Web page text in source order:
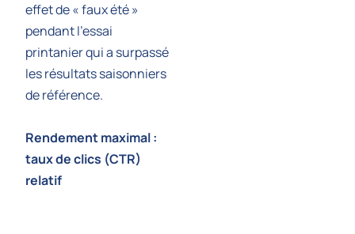
effet de « faux été »
pendant l’essai
printanier qui a surpassé
les résultats saisonniers
de référence.
Rendement maximal :
taux de clics (CTR)
relatif